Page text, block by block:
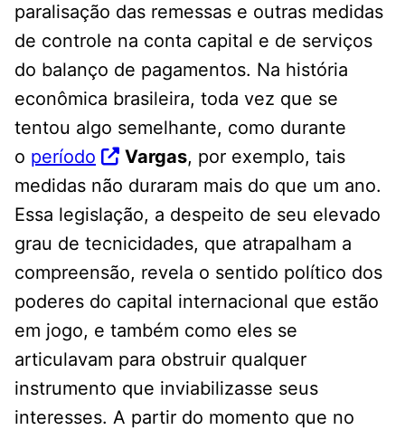
paralisação das remessas e outras medidas
de controle na conta capital e de serviços
do balanço de pagamentos. Na história
econômica brasileira, toda vez que se
tentou algo semelhante, como durante
o período Vargas, por exemplo, tais
medidas não duraram mais do que um ano.
Essa legislação, a despeito de seu elevado
grau de tecnicidades, que atrapalham a
compreensão, revela o sentido político dos
poderes do capital internacional que estão
em jogo, e também como eles se
articulavam para obstruir qualquer
instrumento que inviabilizasse seus
interesses. A partir do momento que no